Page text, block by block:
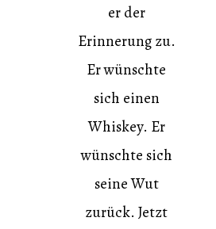
er der
Erinnerung zu.
Er wünschte
sich einen
Whiskey. Er
wünschte sich
seine Wut
zurück. Jetzt